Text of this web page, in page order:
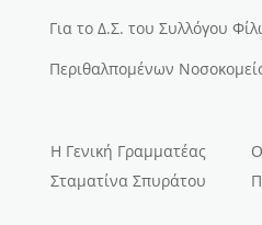
Για το Δ.Σ. του Συλλόγου
Περιθαλπομένων
Η Γενική Γραμματέας
Σταματίνα Σπυράτου